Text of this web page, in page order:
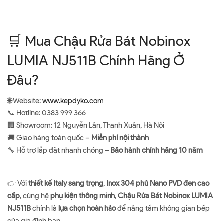
🛒 Mua Chậu Rửa Bát Nobinox
LUMIA NJ511B Chính Hãng Ở
Đâu?
🌐 Website:www.kepdyko.com
📞 Hotline: 0383 999 366
🏢 Showroom: 12 Nguyễn Lân, Thanh Xuân, Hà Nội
🚚 Giao hàng toàn quốc – Miễn phí nội thành
🔧 Hỗ trợ lắp đặt nhanh chóng – Bảo hành chính hãng 10 năm
👉 Vớithiết kế Italy sang trọng, Inox 304 phủ Nano PVD đen cao
cấp, cùng hệphụ kiện thông minh,Chậu Rửa Bát Nobinox LUMIA
NJ511Bchính là lựa chọn hoàn hảođể nâng tầm không gian bếp